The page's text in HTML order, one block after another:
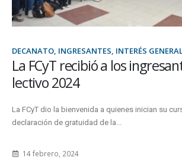
DECANATO, INGRESANTES, INTERÉS
La FCyT recibió a los
lectivo 2024
La FCyT dio la bienvenida a quienes inician su
declaración de gratuidad de la...
14 febrero, 2024